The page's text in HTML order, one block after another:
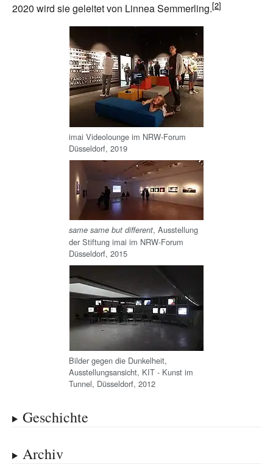
2020 wird sie geleitet von Linnea Semmerling.
imai Videolounge im NRW-Forum
Düsseldorf, 2019
same same but different, Ausstellung
der Stiftung imai im NRW-Forum
Düsseldorf, 2015
Bilder gegen die Dunkelheit,
Ausstellungsansicht, KIT - Kunst im
Tunnel, Düsseldorf, 2012
Geschichte
Archiv